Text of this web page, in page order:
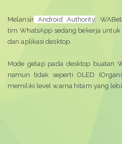
MelansirAndroid Authority,
tim WhatsApp sedang bekerja
dan aplikasi desktop.
Mode gelap pada desktop buatan
namun tidak seperti OLED
memiliki level warna hitam yang